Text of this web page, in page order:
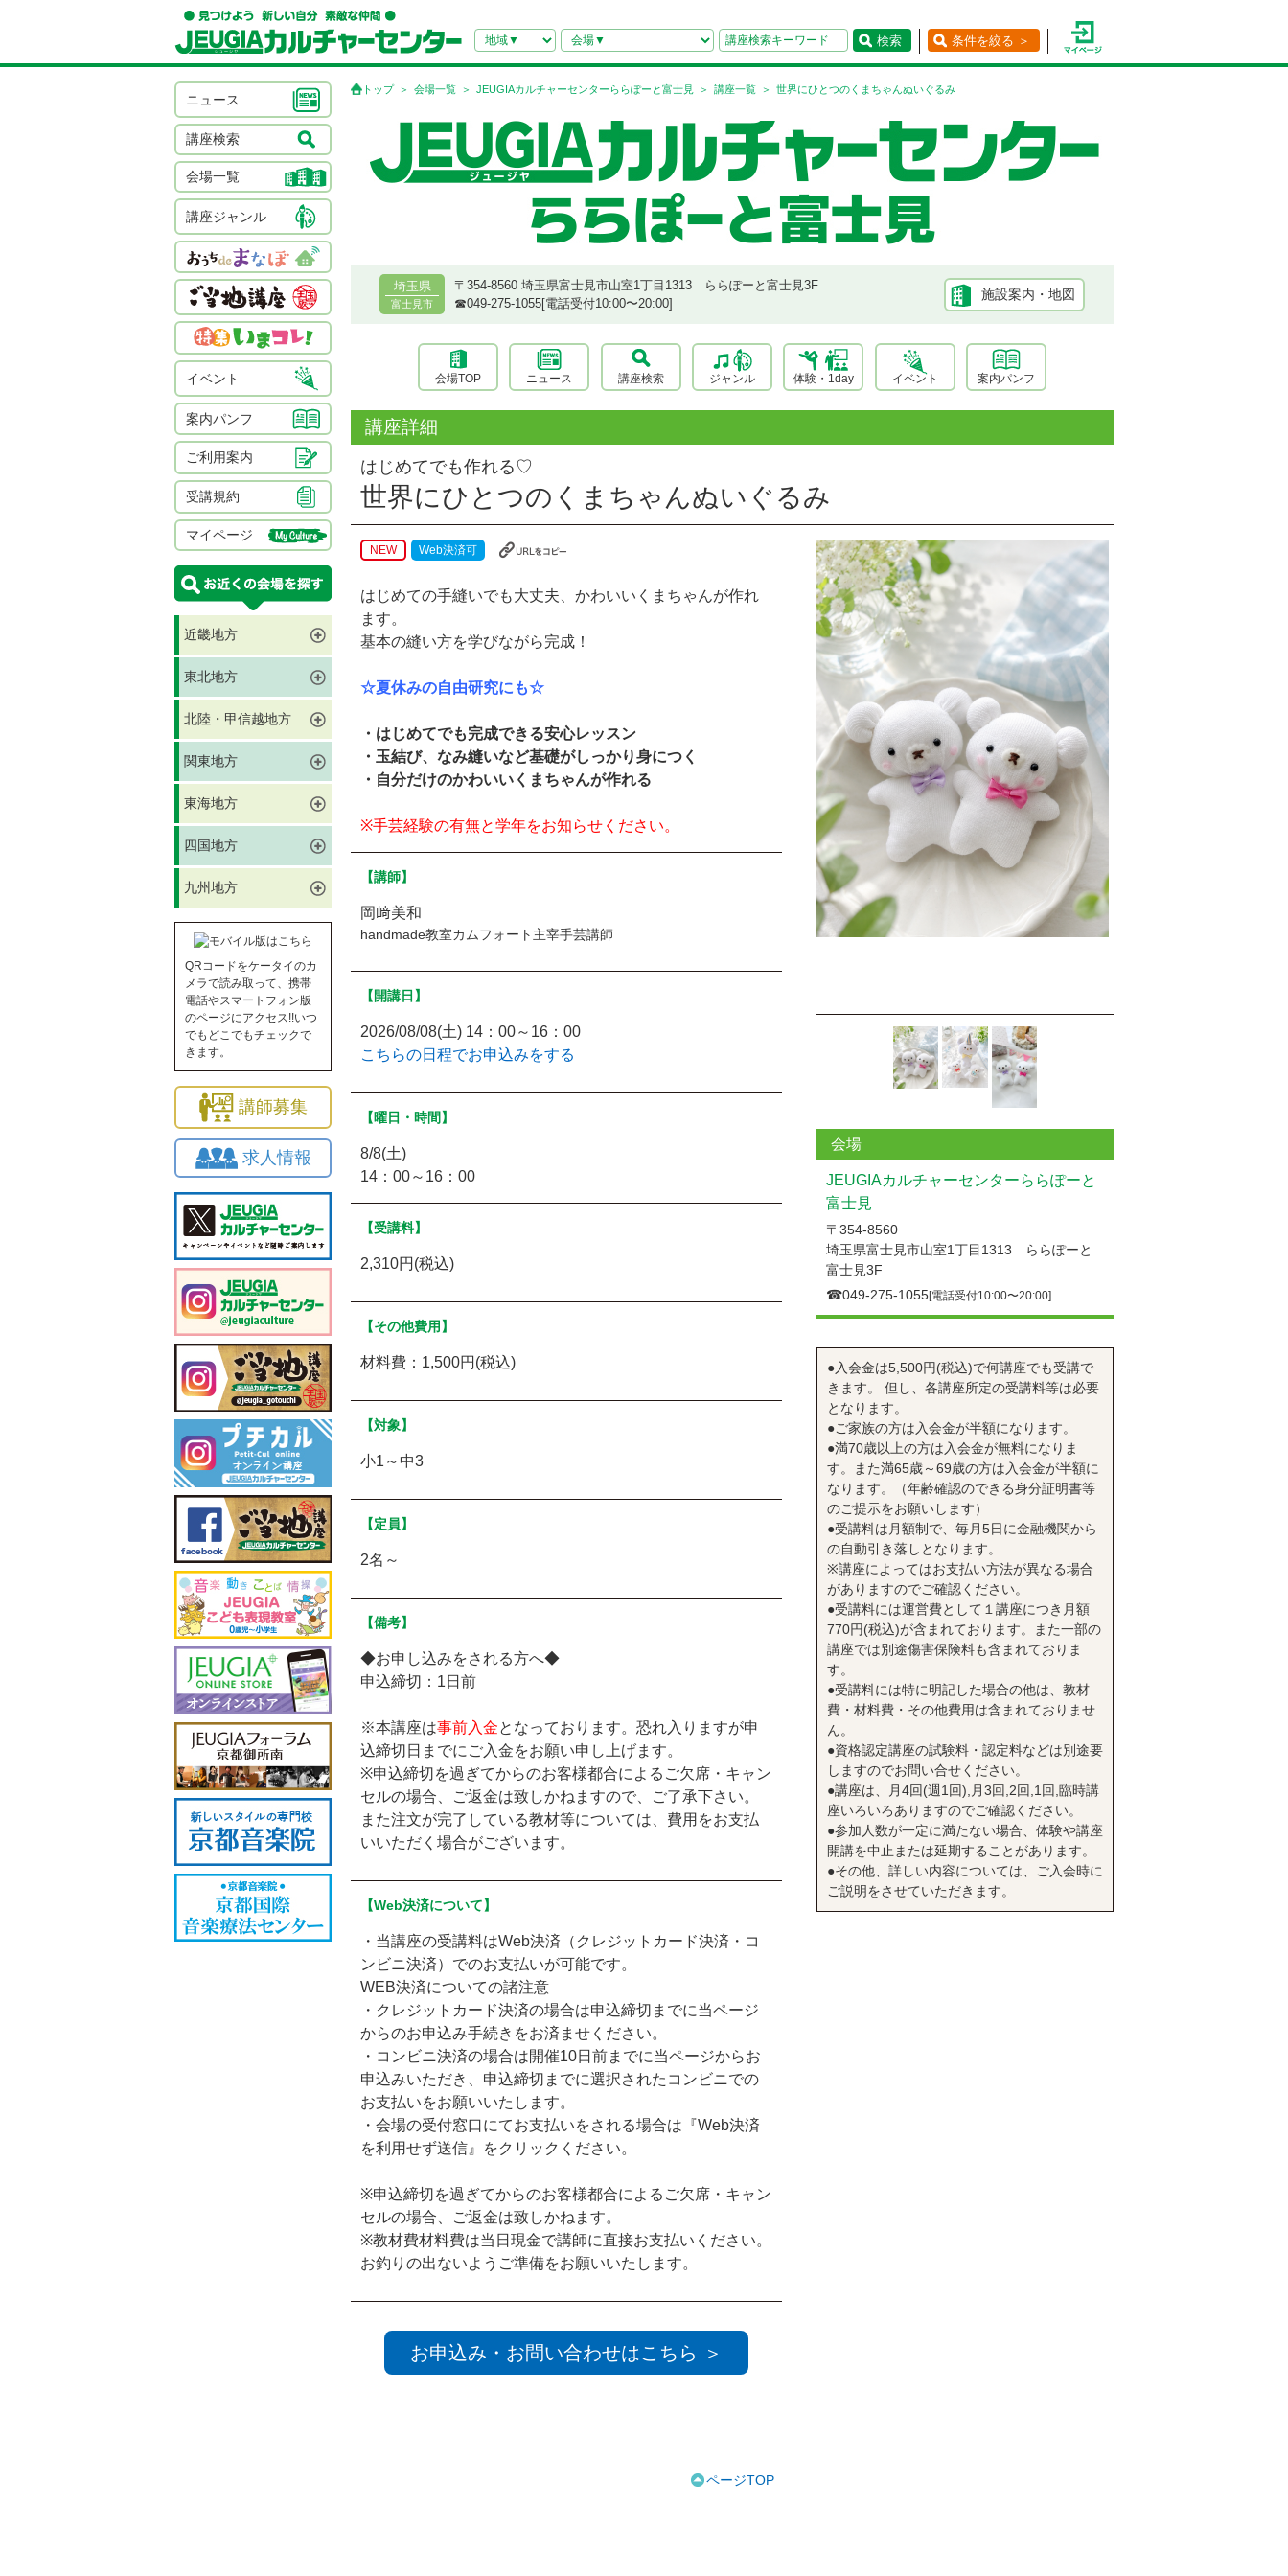
検索 条件を絞る ＞
ニュース
講座検索
会場一覧
講座ジャンル
イベント
案内パンフ
ご利用案内
受講規約
マイページ
近畿地方
東北地方
北陸・甲信越地方
関東地方
東海地方
四国地方
九州地方
QRコードをケータイのカ
メラで読み取って、携帯
電話やスマートフォン版
のページにアクセス!!いつ
でもどこでもチェックで
きます。
講師募集
求人情報
トップ 会場一覧 JEUGIAカルチャーセンターららぽーと富士見 講座一覧 世界にひとつのくまちゃんぬいぐるみ
埼玉県
富士見市
〒354-8560 埼玉県富士見市山室1丁目1313 ららぽーと富士見3F
☎︎049-275-1055[電話受付10:00〜20:00]
施設案内・地図
会場TOP ニュース 講座検索 ジャンル 体験・1day イベント 案内パンフ
講座詳細
はじめてでも作れる♡
世界にひとつのくまちゃんぬいぐるみ
NEW Web決済可
はじめての手縫いでも大丈夫、かわいいくまちゃんが作れ
ます。
基本の縫い方を学びながら完成！
☆夏休みの自由研究にも☆
・はじめてでも完成できる安心レッスン
・玉結び、なみ縫いなど基礎がしっかり身につく
・自分だけのかわいいくまちゃんが作れる
※手芸経験の有無と学年をお知らせください。
【講師】
岡﨑美和
handmade教室カムフォート主宰手芸講師
【開講日】
2026/08/08(土) 14：00～16：00
こちらの日程でお申込みをする
【曜日・時間】
8/8(土)
14：00～16：00
【受講料】
2,310円(税込)
【その他費用】
材料費：1,500円(税込)
【対象】
小1～中3
【定員】
2名～
【備考】
◆お申し込みをされる方へ◆
申込締切：1日前
※本講座は事前入金となっております。恐れ入りますが申
込締切日までにご入金をお願い申し上げます。
※申込締切を過ぎてからのお客様都合によるご欠席・キャン
セルの場合、ご返金は致しかねますので、ご了承下さい。
また注文が完了している教材等については、費用をお支払
いいただく場合がございます。
【Web決済について】
・当講座の受講料はWeb決済（クレジットカード決済・コ
ンビニ決済）でのお支払いが可能です。
WEB決済についての諸注意
・クレジットカード決済の場合は申込締切までに当ページ
からのお申込み手続きをお済ませください。
・コンビニ決済の場合は開催10日前までに当ページからお
申込みいただき、申込締切までに選択されたコンビニでの
お支払いをお願いいたします。
・会場の受付窓口にてお支払いをされる場合は『Web決済
を利用せず送信』をクリックください。
※申込締切を過ぎてからのお客様都合によるご欠席・キャン
セルの場合、ご返金は致しかねます。
※教材費材料費は当日現金で講師に直接お支払いください。
お釣りの出ないようご準備をお願いいたします。
お申込み・お問い合わせはこちら ＞
会場
JEUGIAカルチャーセンターららぽーと
富士見
〒354-8560
埼玉県富士見市山室1丁目1313 ららぽーと
富士見3F
☎︎049-275-1055[電話受付10:00〜20:00]
●入会金は5,500円(税込)で何講座でも受講で
きます。 但し、各講座所定の受講料等は必要
となります。
●ご家族の方は入会金が半額になります。
●満70歳以上の方は入会金が無料になりま
す。また満65歳～69歳の方は入会金が半額に
なります。（年齢確認のできる身分証明書等
のご提示をお願いします）
●受講料は月額制で、毎月5日に金融機関から
の自動引き落しとなります。
※講座によってはお支払い方法が異なる場合
がありますのでご確認ください。
●受講料には運営費として１講座につき月額
770円(税込)が含まれております。また一部の
講座では別途傷害保険料も含まれておりま
す。
●受講料には特に明記した場合の他は、教材
費・材料費・その他費用は含まれておりませ
ん。
●資格認定講座の試験料・認定料などは別途要
しますのでお問い合せください。
●講座は、月4回(週1回),月3回,2回,1回,臨時講
座いろいろありますのでご確認ください。
●参加人数が一定に満たない場合、体験や講座
開講を中止または延期することがあります。
●その他、詳しい内容については、ご入会時に
ご説明をさせていただきます。
ページTOP